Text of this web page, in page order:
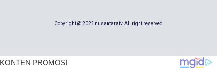
Copyright @ 2022 nusantaratv. All right reserved